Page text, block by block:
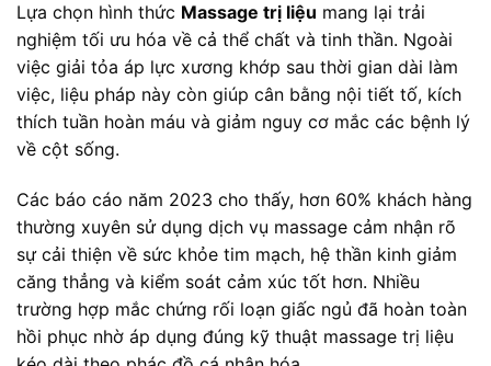
Lựa chọn hình thức Massage trị liệu mang lại trải
nghiệm tối ưu hóa về cả thể chất và tinh thần. Ngoài
việc giải tỏa áp lực xương khớp sau thời gian dài làm
việc, liệu pháp này còn giúp cân bằng nội tiết tố, kích
thích tuần hoàn máu và giảm nguy cơ mắc các bệnh lý
về cột sống.
Các báo cáo năm 2023 cho thấy, hơn 60% khách hàng
thường xuyên sử dụng dịch vụ massage cảm nhận rõ
sự cải thiện về sức khỏe tim mạch, hệ thần kinh giảm
căng thẳng và kiểm soát cảm xúc tốt hơn. Nhiều
trường hợp mắc chứng rối loạn giấc ngủ đã hoàn toàn
hồi phục nhờ áp dụng đúng kỹ thuật massage trị liệu